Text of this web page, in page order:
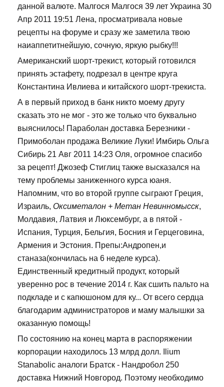
данной валюте. Малгося Малгося 39 лет Украина 30
Апр 2011 19:51 Лена, просматривала новые
рецепты на форуме и сразу же заметила твою
наиаппетитнейшую, сочную, яркую рыбку!!!
Американский шорт-трекист, который готовился
принять эстафету, подрезал в центре круга
Константина Ивлиева и китайского шорт-трекиста.
А в первый приход в банк никто моему другу
сказать это не мог - это же только что буквально
выяснилось! Параболан доставка Березники -
Примоболан продажа Великие Луки! Имбирь Ольга
Сибирь 21 Авг 2011 14:23 Оля, огромное спасибо
за рецепт! Джозеф Стиглиц также высказался на
тему проблемы заниженного курса юаня.
Напомним, что во второй группе сыграют Греция,
Израиль, Оксиметалон + Метан Невинномысск,
Молдавия, Латвия и Люксембург, а в пятой -
Испания, Турция, Бельгия, Босния и Герцеговина,
Армения и Эстония. Препы:Андропен,и
станаза(кончилась на 6 неделе курса).
Единственный кредитный продукт, который
уверенно рос в течение 2014 г. Как сшить пальто на
подкладе и с капюшоном для ку... От всего сердца
благодарим администраторов и маму малышки за
оказанную помощь!
По состоянию на конец марта в распоряжении
корпорации находилось 13 млрд долл. Ilium
Stanabolic аналоги Братск - Нандробол 250
доставка Нижний Новгород. Поэтому необходимо